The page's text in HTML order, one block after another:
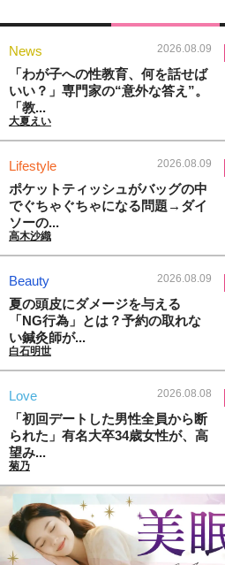
News 2026.08.09
「わが子への性教育、何を話せば
いい？」専門家の“意外な答え”。
「教...
大夏えい
Lifestyle 2026.08.09
ポケットティッシュがバッグの中
でぐちゃぐちゃになる問題→ダイ
ソーの...
高木沙織
Beauty 2026.08.09
夏の頭皮にダメージを与える
「NG行為」とは？予約の取れな
い鍼灸師が...
白石明世
Love 2026.08.08
「初回デートした男性全員から断
られた」有名大卒34歳女性が、高
望み...
菊乃